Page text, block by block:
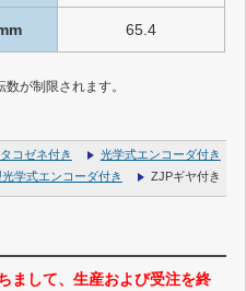
65.4
が制限されます。
タコゼネ付き
光学式エンコーダ付き
光学式エンコーダ付き
ZJPギヤ付き
まして、生産および受注を終